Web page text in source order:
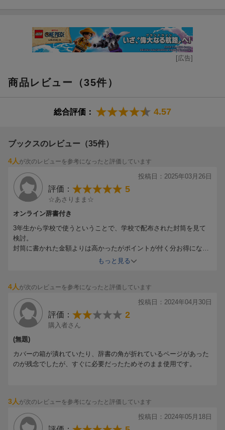
[広告]
商品レビュー（35件）
総合評価： 4.57
ブックスのレビュー（35件）
4人が次のレビューを参考になったと評価しています
投稿日：2025年03月26日
評価： 5
☆あさりまま☆
オンライン辞書付き
3年生から学校で使うということで、学校で配布された封筒を見て
検討。
封筒に書かれた金額よりは高かったがポイントが付く分お得になる
なるのが良いと思ってこちらに決めました。
もっと見る
4人が次のレビューを参考になったと評価しています
投稿日：2024年04月30日
評価： 2
購入者さん
(無題)
カバーの箱が潰れていたり、辞書の角が折れているページがあった
のが残念でしたが、すぐに必要だったためそのまま使用です。
3人が次のレビューを参考になったと評価しています
投稿日：2024年05月18日